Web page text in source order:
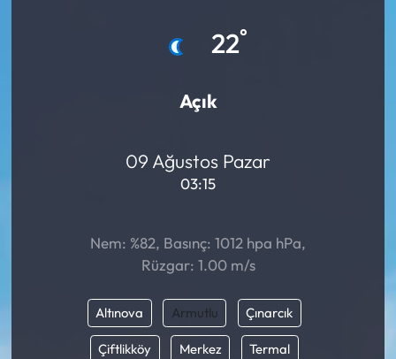
22°
Açık
09 Ağustos Pazar
03:15
Nem: %82, Basınç: 1012 hpa hPa,
Rüzgar: 1.00 m/s
Altınova Armutlu Çınarcık
Çiftlikköy Merkez Termal
İskilip Haberleri
Kültür Sanat
Laçin Haberleri